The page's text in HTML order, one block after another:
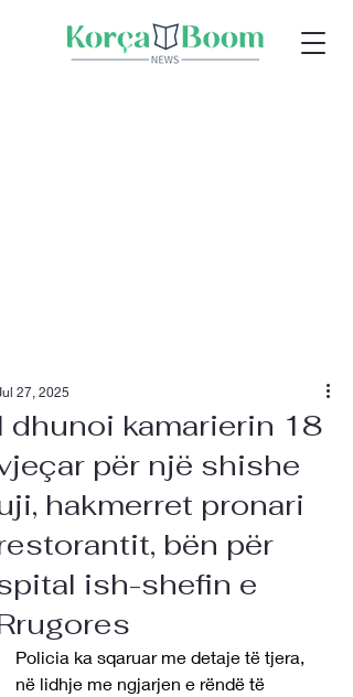
dhunoi kamarierin 18
për një shishe
hakmerret pronari
bën për
ish-shefin e
27, 2025
Policia ka sqaruar me detaje të tjera,
në lidhje me ngjarjen e rëndë të